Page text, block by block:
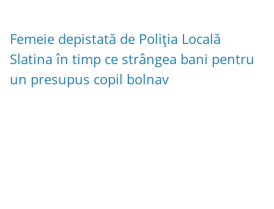
Femeie depistată de Poliția Locală
Slatina în timp ce strângea bani pentru
un presupus copil bolnav